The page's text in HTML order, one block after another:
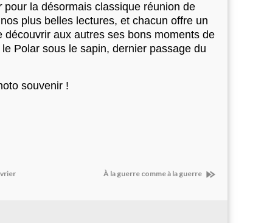
pour la désormais classique réunion de
plus belles lectures, et chacun offre un
découvrir aux autres ses bons moments de
Polar sous le sapin, dernier passage du
souvenir !
​À la guerre comme à la guerre